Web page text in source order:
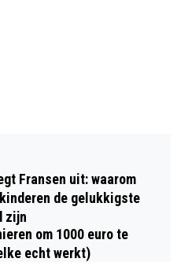
Fransen uit: waarom
de gelukkigste
zijn
om 1000 euro te
echt werkt)